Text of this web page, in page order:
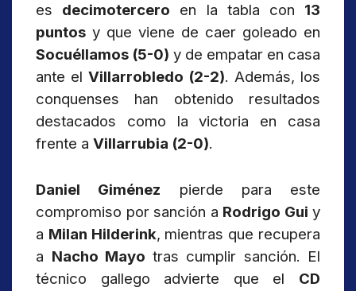
es decimotercero en la tabla con 13
puntos y que viene de caer goleado en
Socuéllamos (5-0) y de empatar en casa
ante el Villarrobledo (2-2). Además, los
conquenses han obtenido resultados
destacados como la victoria en casa
frente a Villarrubia (2-0).
Daniel Giménez pierde para este
compromiso por sanción a Rodrigo Gui y
a Milan Hilderink, mientras que recupera
a Nacho Mayo tras cumplir sanción. El
técnico gallego advierte que el CD